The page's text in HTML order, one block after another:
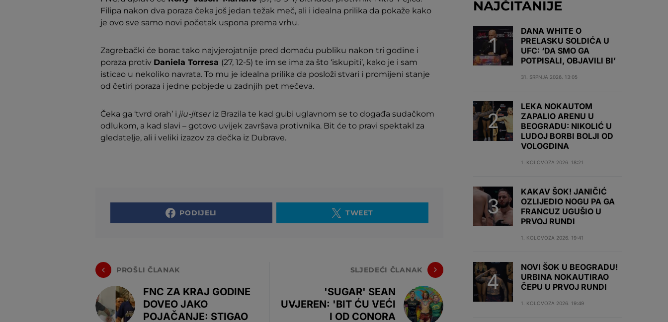
Filipa nakon dva poraza čeka još jedan težak meč, ali i idealna prilika da pokaže kako
je ovo sve samo novi početak uspona prema vrhu.
Zagrebački će borac tako najvjerojatnije pred domaću publiku nakon tri godine i
poraza protiv Daniela Torresa (27, 12-5) te im se ima za što ‘iskupiti’, kako je i sam
isticao u nekoliko navrata. To mu je idealna prilika da posloži stvari i promijeni stanje
od četiri poraza i jedne pobjede u zadnjih pet mečeva.
Čeka ga ‘tvrd orah’ i jiu-jitser iz Brazila te kad gubi uglavnom se to događa sudačkom
odlukom, a kad slavi – gotovo uvijek završava protivnika. Bit će to pravi spektakl za
gledatelje, ali i veliki izazov za dečka iz Dubrave.
PODIJELI TWEET
PROŠLI ČLANAK
FNC ZA KRAJ GODINE
DOVEO JAKO
POJAČANJE: STIGAO
SLJEDEĆI ČLANAK
'SUGAR' SEAN
UVJEREN: 'BIT ĆU VEĆI
I OD CONORA
NAJČITANIJE
DANA WHITE O
PRELASKU SOLDIĆA U
UFC: ‘DA SMO GA
POTPISALI, OBJAVILI BI’
31. SRPNJA 2026. 13:05
LEKA NOKAUTOM
ZAPALIO ARENU U
BEOGRADU: NIKOLIĆ U
LUDOJ BORBI BOLJI OD
VOLOGDINA
1. KOLOVOZA 2026. 18:21
KAKAV ŠOK! JANIČIĆ
OZLIJEDIO NOGU PA GA
FRANCUZ UGUŠIO U
PRVOJ RUNDI
1. KOLOVOZA 2026. 19:41
NOVI ŠOK U BEOGRADU!
URBINA NOKAUTIRAO
ČEPU U PRVOJ RUNDI
1. KOLOVOZA 2026. 19:49